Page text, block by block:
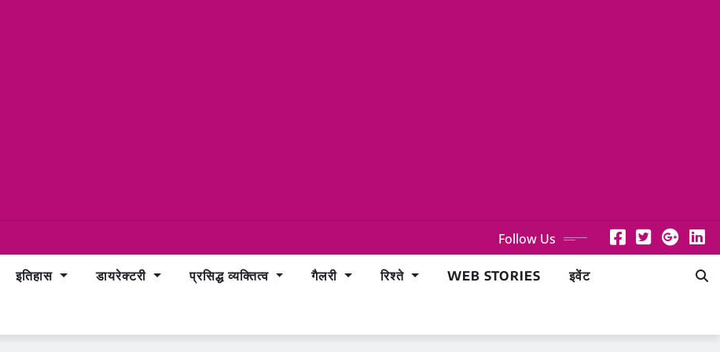
Follow Us
इतिहास डायरेक्टरी प्रसिद्ध व्यक्तित्व गैलरी रिश्ते WEB STORIES इवेंट